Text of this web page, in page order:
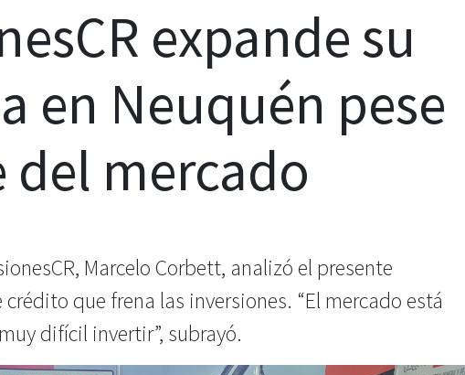
expande su
en Neuquén pese
del mercado
Marcelo Corbett, analizó el presente
que frena las inversiones. “El mercado está
difícil invertir”, subrayó.